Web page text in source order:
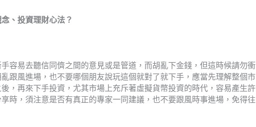
、投資理財心法？
容易去聽信同儕之間的意見或是管道，而胡亂下金錢，但這時候請勿衝
跟風進場，也不要哪個朋友說玩這個就對了就下手，應當先理解整個市
，再來下手投資，尤其市場上充斥著虛擬貨幣投資的時代，容易產生許
時，須注意是否有真正的專家一同建議，也不要跟風時事進場，免得往